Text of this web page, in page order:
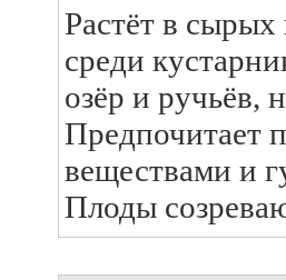
Растёт в сырых
среди
озёр и ручьёв,
Предпочитает
веществами и
Плоды